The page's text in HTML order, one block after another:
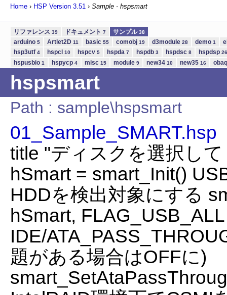
Home › HSP Version 3.51 › Sample - hspsmart
リファレンス 39 ドキュメント 7 サンプル38
arduino 5 Artlet2D 11 basic 55 comobj 19 d3module 28 demo 1
hsp3utf 4 hspcl 10 hspcv 5 hspda 7 hspdb 3 hspdsc 8 hspdsp 26
hspusbio 1 hspycp 4 misc 15 module 9 new34 10 new35 16
hspsmart
Path : sample\hspsmart
01_Sample_SMART.hsp
title "ディスクを選択し
hSmart = smart_Init()
HDDを検出対象にする
hSmart, FLAG_USB_ALL
IDE/
題がある場合はOFFに)